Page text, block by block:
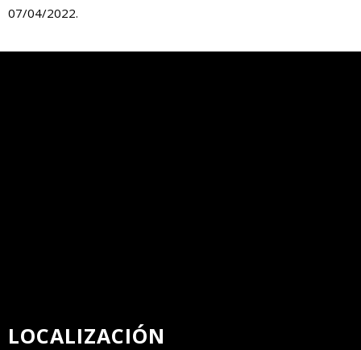
07/04/2022.
LOCALIZACIÓN